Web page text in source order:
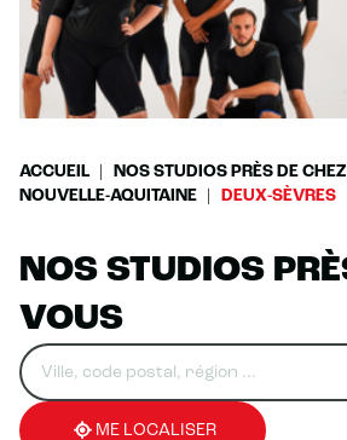
ACCUEIL
NOS STUDIOS PRÈS DE
NOUVELLE-AQUITAINE
DEUX-SÈVRES
NOS STUDIOS
VOUS
Rechercher
un
établissement
Veuillez
renseigner
une
adresse
0
résultat(s)
trouvé(s)
ME LOCALISER